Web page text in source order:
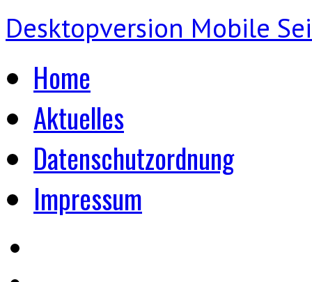
Desktopversion Mobile
Home
Aktuelles
Datenschutzordnung
Impressum